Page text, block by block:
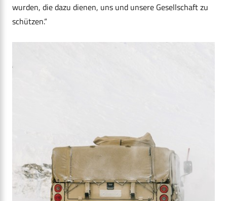
wurden, die dazu dienen, uns und unsere Gesellschaft zu
schützen.“